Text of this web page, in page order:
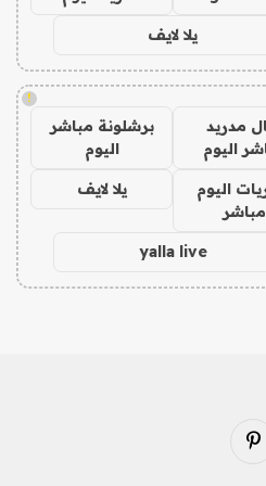
يلا لايف
!
مدريد
اليوم
برشلونة مباشر
اليوم
اليوم
مباشر
يلا لايف
yalla live
بينتيريست